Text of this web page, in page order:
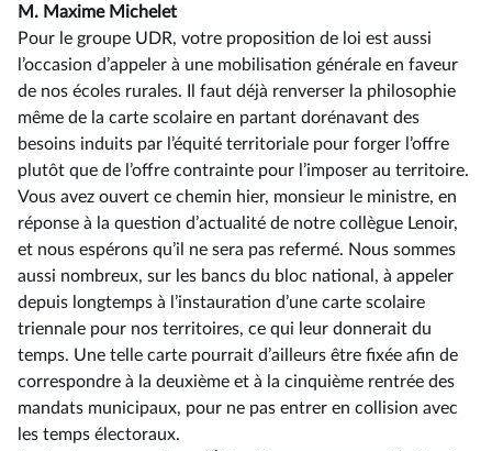
M. Maxime Michelet
Pour le groupe UDR, votre proposition de loi est aussi
l’occasion d’appeler à une mobilisation générale en faveur
de nos écoles rurales. Il faut déjà renverser la philosophie
même de la carte scolaire en partant dorénavant des
besoins induits par l’équité territoriale pour forger l’offre
plutôt que de l’offre contrainte pour l’imposer au territoire.
Vous avez ouvert ce chemin hier, monsieur le ministre, en
réponse à la question d’actualité de notre collègue Lenoir,
et nous espérons qu’il ne sera pas refermé. Nous sommes
aussi nombreux, sur les bancs du bloc national, à appeler
depuis longtemps à l’instauration d’une carte scolaire
triennale pour nos territoires, ce qui leur donnerait du
temps. Une telle carte pourrait d’ailleurs être fixée afin de
correspondre à la deuxième et à la cinquième rentrée des
mandats municipaux, pour ne pas entrer en collision avec
les temps électoraux.